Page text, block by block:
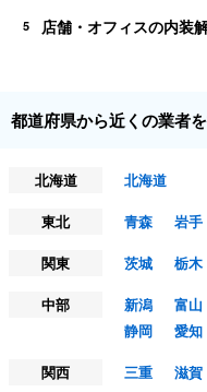
5 店舗・オフィスの内装
都道府県から近くの業者
北海道
北海道
東北
青森 岩手
関東
茨城 栃木
中部
新潟 富山
静岡
愛知
関西
三重 滋賀